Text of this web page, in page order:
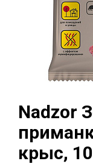
Nadzor
крыс,